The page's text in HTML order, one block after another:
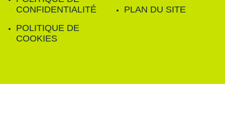
CONFIDENTIALITÉ
POLITIQUE DE
COOKIES
PLAN DU SITE